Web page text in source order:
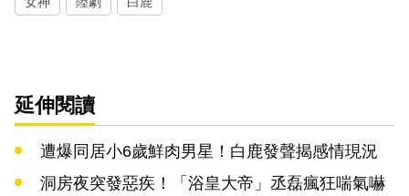
延伸閱讀
遭爆同居小6歲鮮肉男星！白鹿發聲揭感情現況
洞房夜突發惡疾！「浴皇大帝」丞磊瘋狂喘氣嚇